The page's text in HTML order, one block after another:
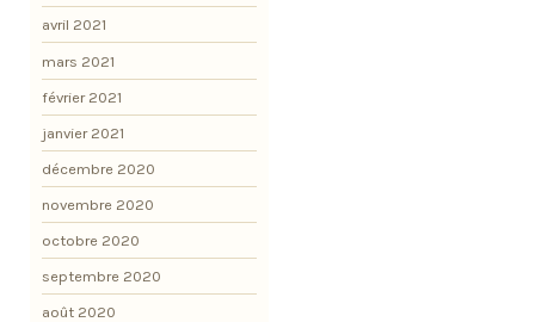
avril 2021
mars 2021
février 2021
janvier 2021
décembre 2020
novembre 2020
octobre 2020
septembre 2020
août 2020